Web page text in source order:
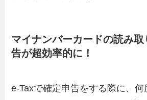
マイナンバーカードの読み取
告が超効率的に！
e-Taxで確定申告をする際に、何